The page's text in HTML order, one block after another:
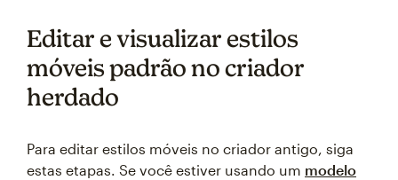
Editar e visualizar estilos
móveis padrão no criador
herdado
Para editar estilos móveis no criador antigo, siga
estas etapas. Se você estiver usando um modelo